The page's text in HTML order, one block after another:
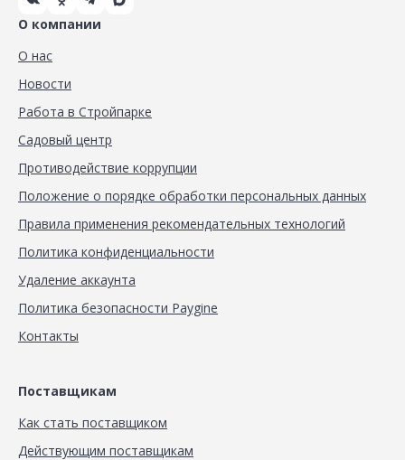
О компании
О нас
Новости
Работа в Стройпарке
Садовый центр
Противодействие коррупции
Положение о порядке обработки персональных данных
Правила применения рекомендательных технологий
Политика конфиденциальности
Удаление аккаунта
Политика безопасности Paygine
Контакты
Поставщикам
Как стать поставщиком
Действующим поставщикам